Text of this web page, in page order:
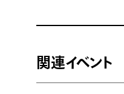
関連イベント